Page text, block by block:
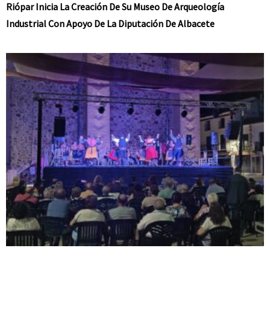
Riópar Inicia La Creación De Su Museo De Arqueología
Industrial Con Apoyo De La Diputación De Albacete